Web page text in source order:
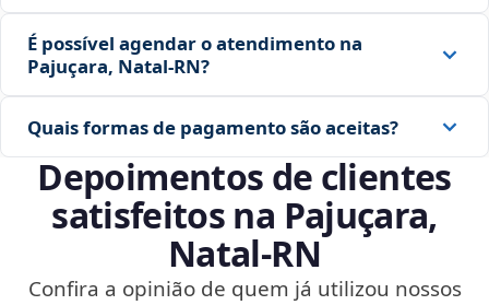
É possível agendar o atendimento na
Pajuçara, Natal‑RN?
Quais formas de pagamento são aceitas?
Depoimentos de clientes
satisfeitos na Pajuçara,
Natal‑RN
Confira a opinião de quem já utilizou nossos